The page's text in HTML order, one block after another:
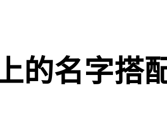
的名字搭